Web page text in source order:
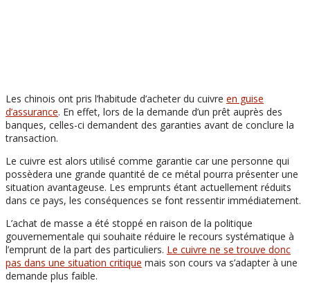
Les chinois ont pris l’habitude d’acheter du cuivre en guise
d’assurance. En effet, lors de la demande d’un prêt auprès des
banques, celles-ci demandent des garanties avant de conclure la
transaction.
Le cuivre est alors utilisé comme garantie car une personne qui
possèdera une grande quantité de ce métal pourra présenter une
situation avantageuse. Les emprunts étant actuellement réduits
dans ce pays, les conséquences se font ressentir immédiatement.
L’achat de masse a été stoppé en raison de la politique
gouvernementale qui souhaite réduire le recours systématique à
l’emprunt de la part des particuliers. Le cuivre ne se trouve donc
pas dans une situation critique mais son cours va s’adapter à une
demande plus faible.